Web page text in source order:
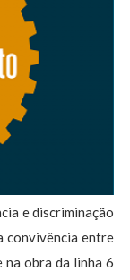
e discriminação
convivência entre
na obra da linha 6